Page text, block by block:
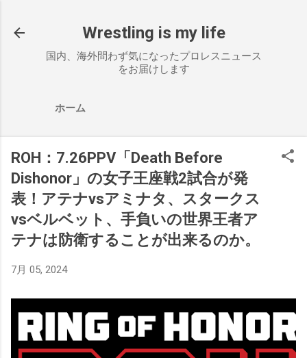
Wrestling is my life
国内、海外問わず気になったプロレスニュース
をお届けします
ホーム
ROH：7.26PPV「Death Before
Dishonor」の女子王座戦2試合が発
表！アテナvsアミナタ、スタークス
vsベルベット、手負いの世界王者ア
テナは防衛することが出来るのか。
7月 05, 2024